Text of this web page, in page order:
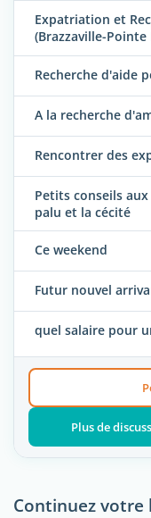
Expatriation et
(Brazzaville-Pointe
Recherche d'aide
A la recherche
Rencontrer des
Petits conseils
palu et la cécité
Ce weekend
Futur nouvel
quel salaire pour
Plus de
Continuez votre